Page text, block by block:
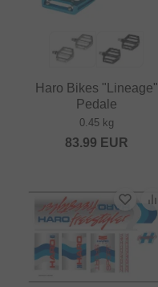
Haro Bikes "Lineage"
Pedale
0.45 kg
83.99 EUR